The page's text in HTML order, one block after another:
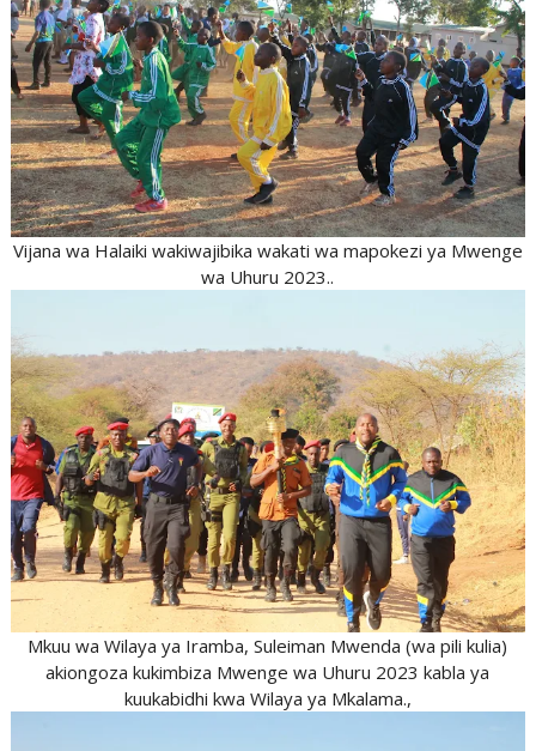
Vijana wa Halaiki wakiwajibika wakati wa mapokezi ya Mwenge
wa Uhuru 2023..
Mkuu wa Wilaya ya Iramba, Suleiman Mwenda (wa pili kulia)
akiongoza kukimbiza Mwenge wa Uhuru 2023 kabla ya
kuukabidhi kwa Wilaya ya Mkalama.,